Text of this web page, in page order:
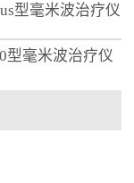
型毫米波治疗仪
型毫米波治疗仪